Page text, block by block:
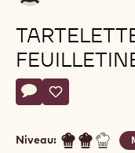
Alphonsine
Actions
Écrire un
- Tartelette Orange
Sauvegarder
- Tartelette
Niveau: